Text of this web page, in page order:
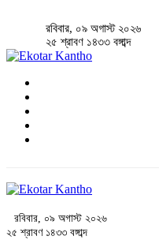
রবিবার, ০৯ অগাস্ট ২০২৬
২৫ শ্রাবণ ১৪৩৩ বঙ্গাব্দ
রবিবার, ০৯ অগাস্ট ২০২৬
২৫ শ্রাবণ ১৪৩৩ বঙ্গাব্দ